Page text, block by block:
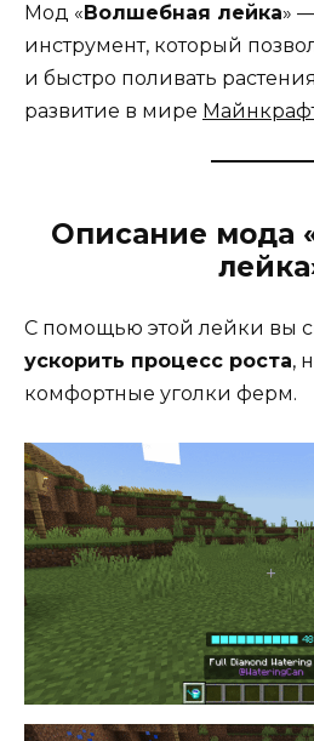
Мод «Волшебная лейка»
инструмент, который
и быстро поливать
развитие в мире
Описание мода
С помощью этой лейки вы
ускорить процесс роста,
комфортные уголки ферм.